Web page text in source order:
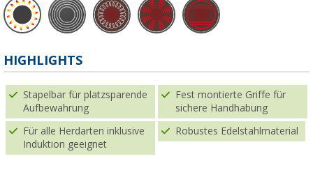
HIGHLIGHTS
Stapelbar für platzsparende
Aufbewahrung
Fest montierte Griffe für
sichere Handhabung
Für alle Herdarten inklusive
Induktion geeignet
Robustes Edelstahlmaterial